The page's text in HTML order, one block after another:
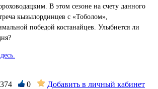
В этом сезоне на счету данного
кызылординцев с «Тоболом»,
победой костанайцев. Улыбнется ли
0 Добавить в личный кабинет